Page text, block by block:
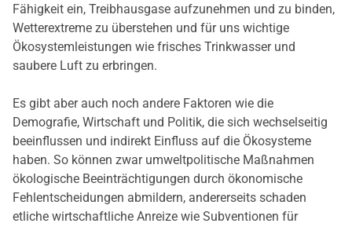
Fähigkeit ein, Treibhausgase aufzunehmen und zu binden,
Wetterextreme zu überstehen und für uns wichtige
Ökosystemleistungen wie frisches Trinkwasser und
saubere Luft zu erbringen.
Es gibt aber auch noch andere Faktoren wie die
Demografie, Wirtschaft und Politik, die sich wechselseitig
beeinflussen und indirekt Einfluss auf die Ökosysteme
haben. So können zwar umweltpolitische Maßnahmen
ökologische Beeinträchtigungen durch ökonomische
Fehlentscheidungen abmildern, andererseits schaden
etliche wirtschaftliche Anreize wie Subventionen für